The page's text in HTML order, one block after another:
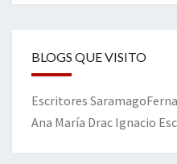
BLOGS QUE VISITO
Escritores Saramago
Ana María Drac Ignacio